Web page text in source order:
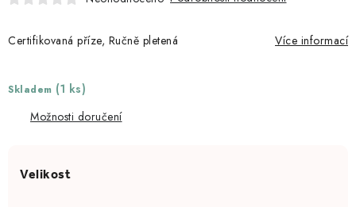
Certifikovaná příze, Ručně pletená Více informací
Skladem (1 ks)
Možnosti doručení